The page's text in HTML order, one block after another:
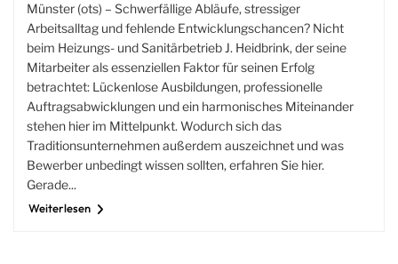
Münster (ots) – Schwerfällige Abläufe, stressiger
Arbeitsalltag und fehlende Entwicklungschancen? Nicht
beim Heizungs- und Sanitärbetrieb J. Heidbrink, der seine
Mitarbeiter als essenziellen Faktor für seinen Erfolg
betrachtet: Lückenlose Ausbildungen, professionelle
Auftragsabwicklungen und ein harmonisches Miteinander
stehen hier im Mittelpunkt. Wodurch sich das
Traditionsunternehmen außerdem auszeichnet und was
Bewerber unbedingt wissen sollten, erfahren Sie hier.
Gerade...
Weiterlesen